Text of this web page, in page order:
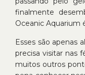
finalmente
Oceanic Aquarium
Esses são apenas
precisa visitar nas
muitos outros